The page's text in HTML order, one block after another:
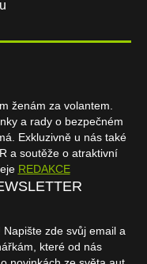
ženám za volantem.
a rady o bezpečném
Exkluzivně u nás také
a soutěže o atraktivní
REDAKCE
zde svůj email a
které od nás